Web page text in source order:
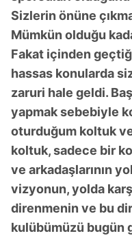
Sizlerin önüne
Mümkün olduğu
Fakat içinden
hassas konularda
zaruri hale geldi.
yapmak sebebiyle
oturduğum koltuk
koltuk, sadece bir
ve arkadaşlarının
vizyonun, yolda
direnmenin ve bu
kulübümüzü bugün